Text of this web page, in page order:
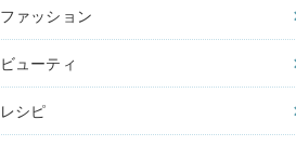
ファッション
ビューティ
レシピ